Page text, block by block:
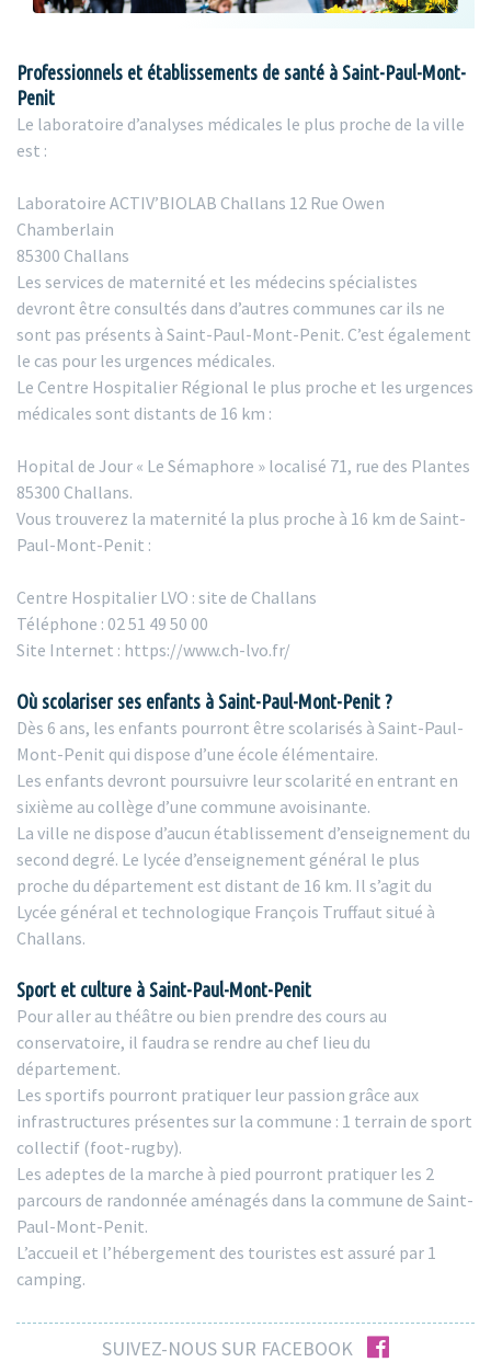
Professionnels et établissements de santé à Saint-Paul-Mont-
Penit
Le laboratoire d’analyses médicales le plus proche de la ville
est :
Laboratoire ACTIV’BIOLAB Challans 12 Rue Owen
Chamberlain
85300 Challans
Les services de maternité et les médecins spécialistes
devront être consultés dans d’autres communes car ils ne
sont pas présents à Saint-Paul-Mont-Penit. C’est également
le cas pour les urgences médicales.
Le Centre Hospitalier Régional le plus proche et les urgences
médicales sont distants de 16 km :
Hopital de Jour « Le Sémaphore » localisé 71, rue des Plantes
85300 Challans.
Vous trouverez la maternité la plus proche à 16 km de Saint-
Paul-Mont-Penit :
Centre Hospitalier LVO : site de Challans
Téléphone : 02 51 49 50 00
Site Internet : https://www.ch-lvo.fr/
Où scolariser ses enfants à Saint-Paul-Mont-Penit ?
Dès 6 ans, les enfants pourront être scolarisés à Saint-Paul-
Mont-Penit qui dispose d’une école élémentaire.
Les enfants devront poursuivre leur scolarité en entrant en
sixième au collège d’une commune avoisinante.
La ville ne dispose d’aucun établissement d’enseignement du
second degré. Le lycée d’enseignement général le plus
proche du département est distant de 16 km. Il s’agit du
Lycée général et technologique François Truffaut situé à
Challans.
Sport et culture à Saint-Paul-Mont-Penit
Pour aller au théâtre ou bien prendre des cours au
conservatoire, il faudra se rendre au chef lieu du
département.
Les sportifs pourront pratiquer leur passion grâce aux
infrastructures présentes sur la commune : 1 terrain de sport
collectif (foot-rugby).
Les adeptes de la marche à pied pourront pratiquer les 2
parcours de randonnée aménagés dans la commune de Saint-
Paul-Mont-Penit.
L’accueil et l’hébergement des touristes est assuré par 1
camping.
SUIVEZ-NOUS SUR FACEBOOK facebook